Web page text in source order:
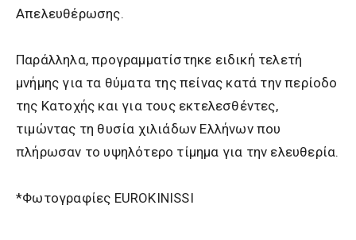
Απελευθέρωσης.
Παράλληλα, προγραμματίστηκε ειδική τελετή
μνήμης για τα θύματα της πείνας κατά την περίοδο
της Κατοχής και για τους εκτελεσθέντες,
τιμώντας τη θυσία χιλιάδων Ελλήνων που
πλήρωσαν το υψηλότερο τίμημα για την ελευθερία.
*Φωτογραφίες EUROKINISSI